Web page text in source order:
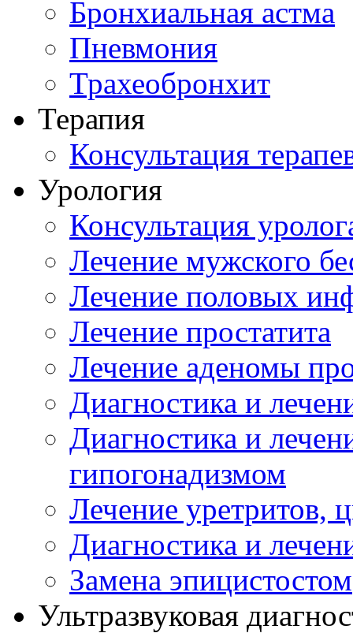
Бронхиальная астма
Пневмония
Трахеобронхит
Терапия
Консультация
Урология
Консультация
Лечение мужского
Лечение половых
Лечение простатита
Лечение аденомы
Диагностика и
Диагностика и
гипогонадизмом
Лечение уретритов,
Диагностика и
Замена эпицистостом
Ультразвуковая